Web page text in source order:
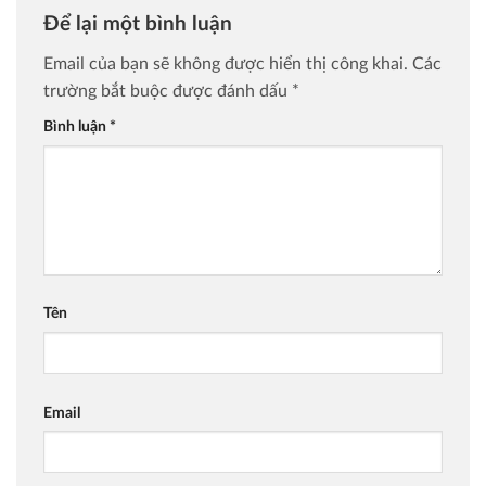
Để lại một bình luận
Email của bạn sẽ không được hiển thị công khai. Các
trường bắt buộc được đánh dấu *
Bình luận *
Tên
Email